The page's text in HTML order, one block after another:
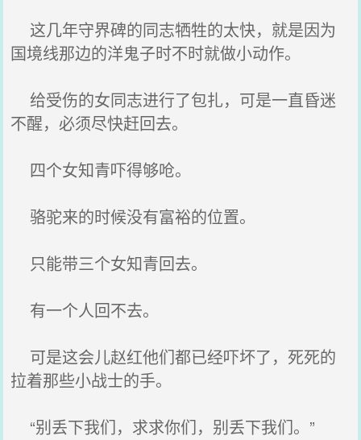
这几年守界碑的同志牺牲的太快，就是因为
国境线那边的洋鬼子时不时就做小动作。
给受伤的女同志进行了包扎，可是一直昏迷
不醒，必须尽快赶回去。
四个女知青吓得够呛。
骆驼来的时候没有富裕的位置。
只能带三个女知青回去。
有一个人回不去。
可是这会儿赵红他们都已经吓坏了，死死的
拉着那些小战士的手。
“别丢下我们，求求你们，别丢下我们。”